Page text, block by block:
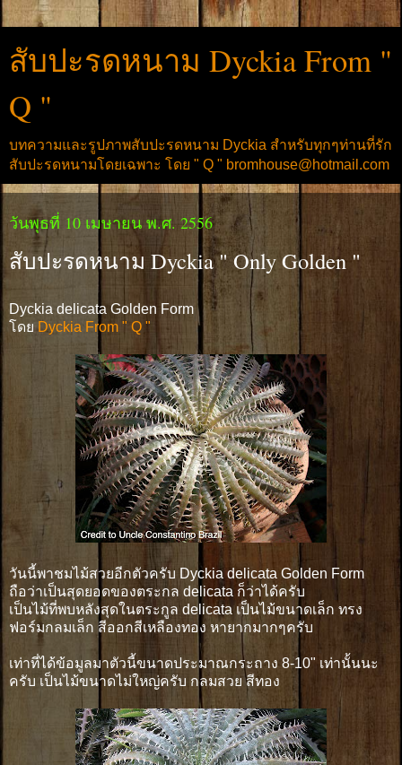
สับปะรดหนาม Dyckia From "
Q "
บทความและรูปภาพสับปะรดหนาม Dyckia สำหรับทุกๆท่านที่รัก
สับปะรดหนามโดยเฉพาะ โดย " Q " bromhouse@hotmail.com
วันพุธที่ 10 เมษายน พ.ศ. 2556
สับปะรดหนาม Dyckia " Only Golden "
Dyckia delicata Golden Form
โดยDyckia From " Q "
วันนี้พาชมไม้สวยอีกตัวครับ Dyckia delicata Golden Form
ถือว่าเป็นสุดยอดของตระกล delicata ก็ว่าได้ครับ
เป็นไม้ที่พบหลังสุดในตระกูล delicata เป็นไม้ขนาดเล็ก ทรง
ฟอร์มกลมเล็ก สีออกสีเหลืองทอง หายากมากๆครับ
เท่าที่ได้ข้อมูลมาตัวนี้ขนาดประมาณกระถาง 8-10" เท่านั้นนะ
ครับ เป็นไม้ขนาดไม่ใหญ่ครับ กลมสวย สีทอง